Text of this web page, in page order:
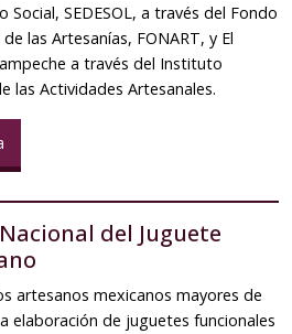
Social, SEDESOL, a través del Fondo
las Artesanías, FONART, y El
a través del Instituto
las Actividades Artesanales.
del Juguete
artesanos mexicanos mayores de
elaboración de juguetes funcionales